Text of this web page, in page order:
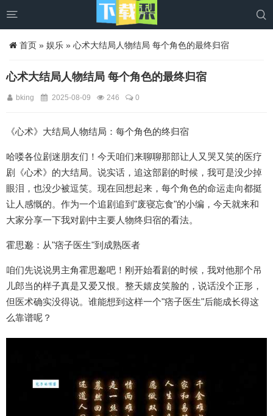
 
首页 » 娱乐 » 心术大结局人物结局 每个角色的最终归宿
心术大结局人物结局 每个角色的最终归宿
bking 2025-08-09 246 0
《心术》大结局人物结局：每个角色的终归宿
哈喽各位剧迷朋友们！今天咱们来聊聊那部让人又哭又笑的医疗
剧《心术》的大结局。说实话，追这部剧的时候，我可是没少掉
眼泪，也没少被逗笑。现在回想起来，每个角色的命运走向都挺
让人感慨的。作为一个追剧追到"废寝忘食"的小编，今天就来和
大家分享一下我对剧中主要人物终归宿的看法。
霍思邈：从"痞子医生"到成熟医者
咱们先说说男主角霍思邈吧！刚开始看剧的时候，我对他那个吊
儿郎当的样子真是又爱又恨。整天嬉皮笑脸的，说话没个正形，
但医术确实没得说。谁能想到这样一个"痞子医生"后能成长得这
么靠谱呢？